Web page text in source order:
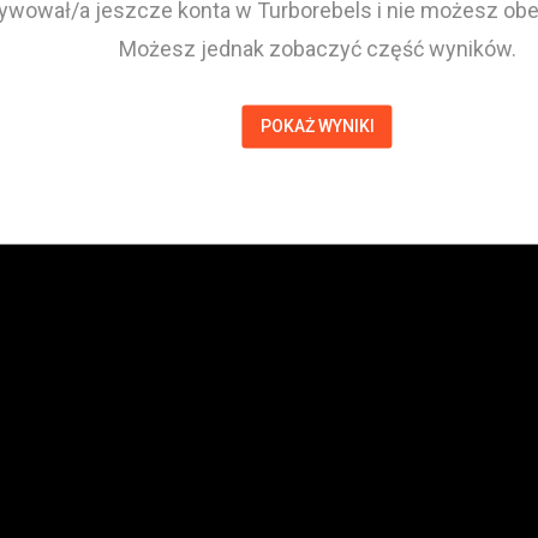
a jeszcze konta w Turborebels i nie możesz
Możesz jednak zobaczyć część wyników.
POKAŻ WYNIKI
Arkadiusz Głowacki